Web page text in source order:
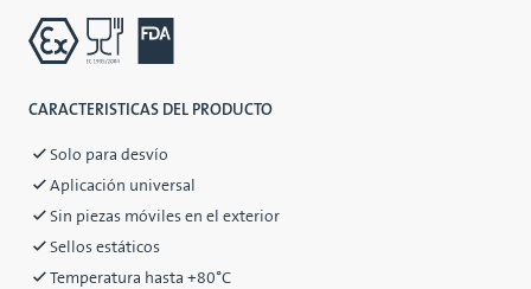
CARACTERISTICAS DEL PRODUCTO
Solo para desvío
Aplicación universal
Sin piezas móviles en el exterior
Sellos estáticos
Temperatura hasta +80°C